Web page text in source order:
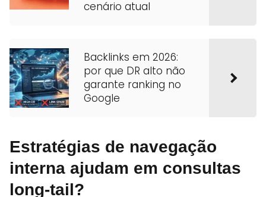
cenário atual
Backlinks em 2026:
por que DR alto não
garante ranking no
Google
Estratégias de navegação
interna ajudam em consultas
long-tail?